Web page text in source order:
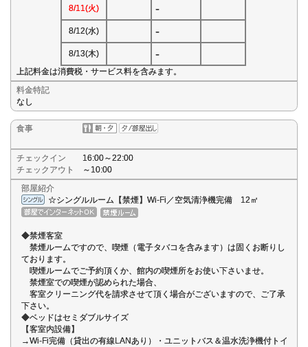
8/11(火) -
8/12(水) -
8/13(木) -
上記料金は消費税・サービス料を含みます。
料金特記
なし
食事
チェックイン
16:00～22:00
チェックアウト
～10:00
部屋紹介
☆シングルルーム【禁煙】Wi-Fi／空気清浄機完備 12㎡
◆禁煙客室
禁煙ルームですので、喫煙（電子タバコを含みます）は固くお断りし
ております。
喫煙ルームでご予約頂くか、館内の喫煙所をお使い下さいませ。
禁煙室での喫煙が認められた場合、
客室クリーニング代を請求させて頂く場合がございますので、ご了承
下さい。
◆ベッドはセミダブルサイズ
【客室内設備】
→Wi-Fi完備（貸出の有線LANあり）・ユニットバス＆温水洗浄機付トイ